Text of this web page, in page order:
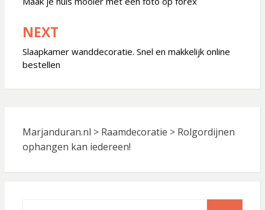
NEXT
Slaapkamer wanddecoratie. Snel en makkelijk online
bestellen
Marjanduran.nl > Raamdecoratie > Rolgordijnen
ophangen kan iedereen!